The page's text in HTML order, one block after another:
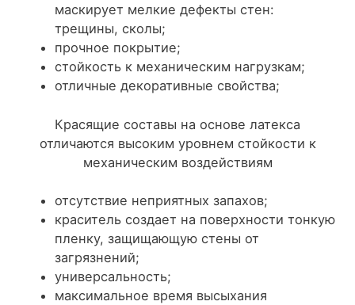
маскирует мелкие дефекты стен:
трещины, сколы;
прочное покрытие;
стойкость к механическим нагрузкам;
отличные декоративные свойства;
Красящие составы на основе латекса
отличаются высоким уровнем стойкости к
механическим воздействиям
отсутствие неприятных запахов;
краситель создает на поверхности тонкую
пленку, защищающую стены от
загрязнений;
универсальность;
максимальное время высыхания